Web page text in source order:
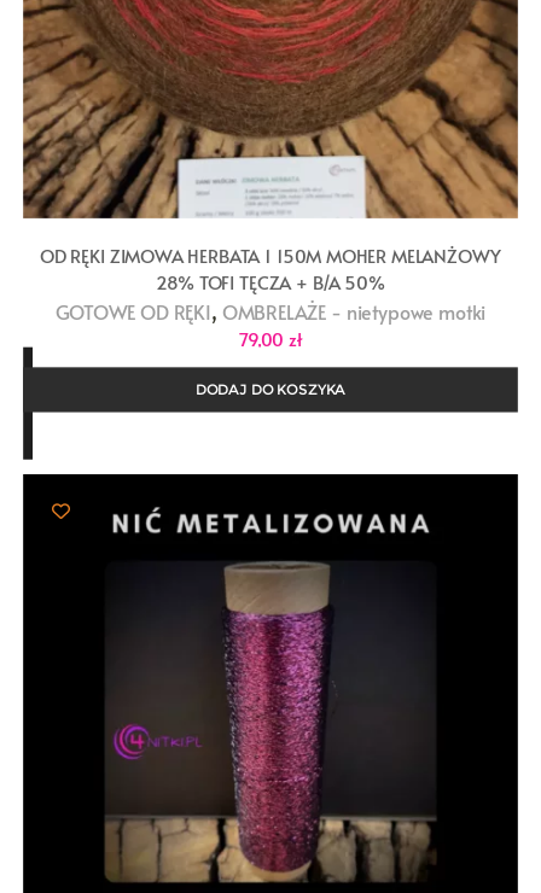
OD RĘKI ZIMOWA HERBATA 1 150M MOHER MELANŻOWY
28% TOFI TĘCZA + B/A 50%
GOTOWE OD RĘKI, OMBRELAŻE - nietypowe motki
79,00 zł
DODAJ DO KOSZYKA